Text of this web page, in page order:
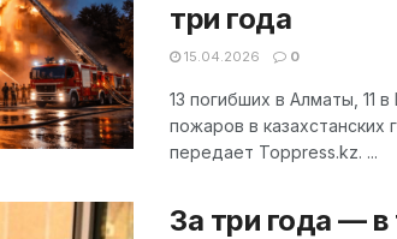
три года
15.04.2026 0
13 погибших в Алматы, 11
пожаров в
передает Toppress.kz. ...
За три года —